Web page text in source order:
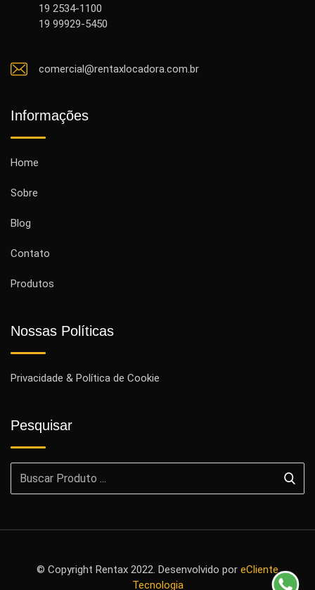
19 2534-1100
19 99929-5450
comercial@rentaxlocadora.com.br
Informações
Home
Sobre
Blog
Contato
Produtos
Nossas Políticas
Privacidade & Política de Cookie
Pesquisar
© Copyright Rentax 2022. Desenvolvido por eCliente
Tecnologia